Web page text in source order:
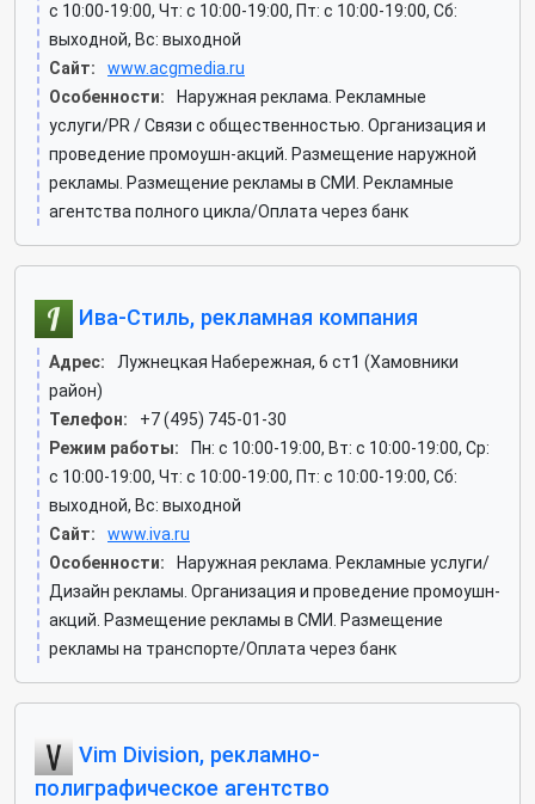
c 10:00-19:00, Чт: c 10:00-19:00, Пт: c 10:00-19:00, Сб:
выходной, Вс: выходной
Сайт:
www.acgmedia.ru
Особенности:
Наружная реклама. Рекламные
услуги/PR / Связи с общественностью. Организация и
проведение промоушн-акций. Размещение наружной
рекламы. Размещение рекламы в СМИ. Рекламные
агентства полного цикла/Оплата через банк
Ива-Стиль, рекламная компания
Адрес:
Лужнецкая Набережная, 6 ст1 (Хамовники
район)
Телефон:
+7 (495) 745-01-30
Режим работы:
Пн: c 10:00-19:00, Вт: c 10:00-19:00, Ср:
c 10:00-19:00, Чт: c 10:00-19:00, Пт: c 10:00-19:00, Сб:
выходной, Вс: выходной
Сайт:
www.iva.ru
Особенности:
Наружная реклама. Рекламные услуги/
Дизайн рекламы. Организация и проведение промоушн-
акций. Размещение рекламы в СМИ. Размещение
рекламы на транспорте/Оплата через банк
Vim Division, рекламно-
полиграфическое агентство